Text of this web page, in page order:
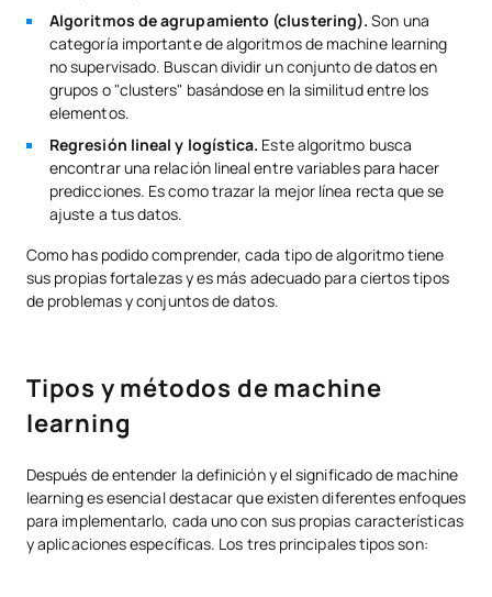
Algoritmos de agrupamiento (clustering).Son una
categoría importante de algoritmos de machine learning
no supervisado. Buscan dividir un conjunto de datos en
grupos o "clusters" basándose en la similitud entre los
elementos.
Regresión lineal y logística. Este algoritmo busca
encontrar una relación lineal entre variables para hacer
predicciones. Es como trazar la mejor línea recta que se
ajuste a tus datos.
Como has podido comprender, cada tipo de algoritmo tiene
sus propias fortalezas y es más adecuado para ciertos tipos
de problemas y conjuntos de datos.
Tipos y métodos de machine
learning
Después de entender la definición y el significado de machine
learning es esencial destacar que existen diferentes enfoques
para implementarlo, cada uno con sus propias características
y aplicaciones específicas. Los tres principales tipos son: